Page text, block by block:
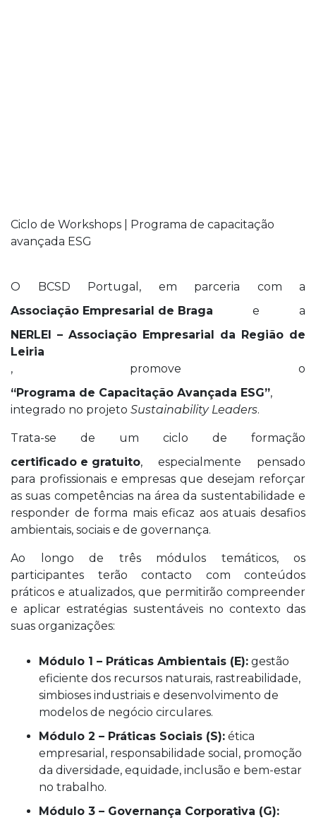
Ciclo de Workshops | Programa de capacitação
avançada ESG
O BCSD Portugal, em parceria com a
Associação Empresarial de Braga e a
NERLEI – Associação Empresarial da Região de
Leiria
, promove o
“Programa de Capacitação Avançada ESG”,
integrado no projeto Sustainability Leaders.
Trata-se de um ciclo de formação
certificado e gratuito, especialmente pensado
para profissionais e empresas que desejam reforçar
as suas competências na área da sustentabilidade e
responder de forma mais eficaz aos atuais desafios
ambientais, sociais e de governança.
Ao longo de três módulos temáticos, os
participantes terão contacto com conteúdos
práticos e atualizados, que permitirão compreender
e aplicar estratégias sustentáveis no contexto das
suas organizações:
Módulo 1 – Práticas Ambientais (E): gestão
eficiente dos recursos naturais, rastreabilidade,
simbioses industriais e desenvolvimento de
modelos de negócio circulares.
Módulo 2 – Práticas Sociais (S): ética
empresarial, responsabilidade social, promoção
da diversidade, equidade, inclusão e bem-estar
no trabalho.
Módulo 3 – Governança Corporativa (G):